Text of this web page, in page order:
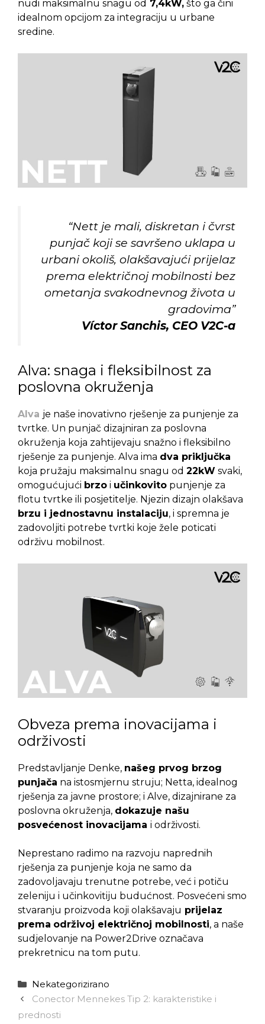
nudi maksimalnu snagu od 7,4kW, što ga čini
idealnom opcijom za integraciju u urbane
sredine.
“Nett je mali, diskretan i čvrst
punjač koji se savršeno uklapa u
urbani okoliš, olakšavajući prijelaz
prema električnoj mobilnosti bez
ometanja svakodnevnog života u
gradovima”
Víctor Sanchis, CEO V2C-a
Alva: snaga i fleksibilnost za
poslovna okruženja
Alva je naše inovativno rješenje za punjenje za
tvrtke. Un punjač dizajniran za poslovna
okruženja koja zahtijevaju snažno i fleksibilno
rješenje za punjenje. Alva ima dva priključka
koja pružaju maksimalnu snagu od 22kW svaki,
omogućujući brzo i učinkovito punjenje za
flotu tvrtke ili posjetitelje. Njezin dizajn olakšava
brzu i jednostavnu instalaciju, i spremna je
zadovoljiti potrebe tvrtki koje žele poticati
održivu mobilnost.
Obveza prema inovacijama i
održivosti
Predstavljanje Denke, našeg prvog brzog
punjača na istosmjernu struju; Netta, idealnog
rješenja za javne prostore; i Alve, dizajnirane za
poslovna okruženja, dokazuje našu
posvećenost inovacijama i održivosti.
Neprestano radimo na razvoju naprednih
rješenja za punjenje koja ne samo da
zadovoljavaju trenutne potrebe, već i potiču
zeleniju i učinkovitiju budućnost. Posvećeni smo
stvaranju proizvoda koji olakšavaju prijelaz
prema održivoj električnoj mobilnosti, a naše
sudjelovanje na Power2Drive označava
prekretnicu na tom putu.
Kategorije
Nekategorizirano
Conector Mennekes Tip 2: karakteristike i
prednosti